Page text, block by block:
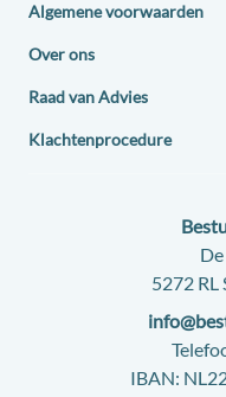
Algemene voorwaarden
Over ons
Raad van Advies
Klachtenprocedure
5272
E-
mail:
IBAN: